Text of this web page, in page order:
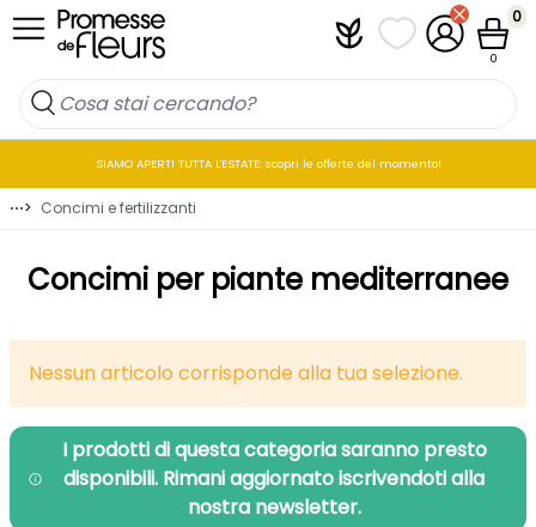
Salta al contenuto PlantfitI miei elenchi di
Il mio
0
0
SIAMO APERTI TUTTA L'ESTATE: scopri le offerte del momento!
⋯> Concimi e fertilizzanti
Concimi per piante mediterranee
Nessun articolo corrisponde alla tua selezione.
I prodotti di questa categoria saranno presto
disponibili. Rimani aggiornato iscrivendoti alla
nostra newsletter.